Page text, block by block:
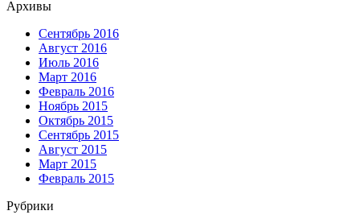
Архивы
Сентябрь 2016
Август 2016
Июль 2016
Март 2016
Февраль 2016
Ноябрь 2015
Октябрь 2015
Сентябрь 2015
Август 2015
Март 2015
Февраль 2015
Рубрики